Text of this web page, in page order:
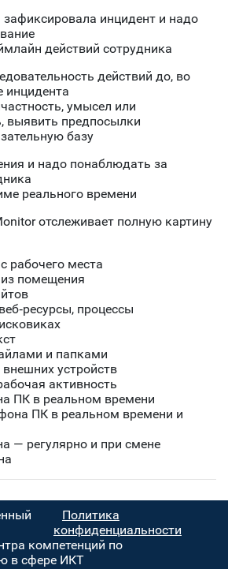
зафиксировала инцидент и надо
действий сотрудника
действий до, во
инцидента
умысел или
выявить предпосылки
базу
и надо понаблюдать за
реального времени
отслеживает полную картину
рабочего места
помещения
процессы
и папками
устройств
активность
ПК в реальном времени
ПК в реальном времени и
— регулярно и при смене
Политика
конфиденциальности
компетенций по
в сфере ИКТ